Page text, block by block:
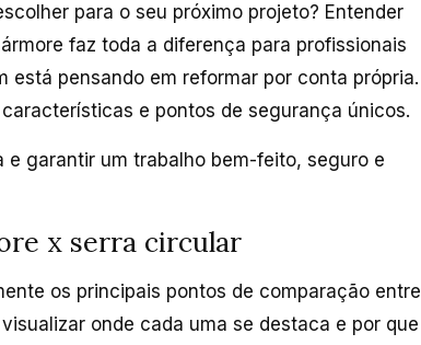
para o seu próximo projeto? Entender
faz toda a diferença para profissionais
pensando em reformar por conta própria.
e pontos de segurança únicos.
garantir um trabalho bem-feito, seguro e
x serra circular
os principais pontos de comparação entre
onde cada uma se destaca e por que